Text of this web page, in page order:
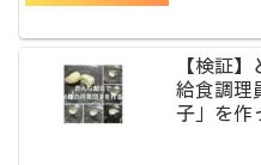
【検証
給食調理
子」を作